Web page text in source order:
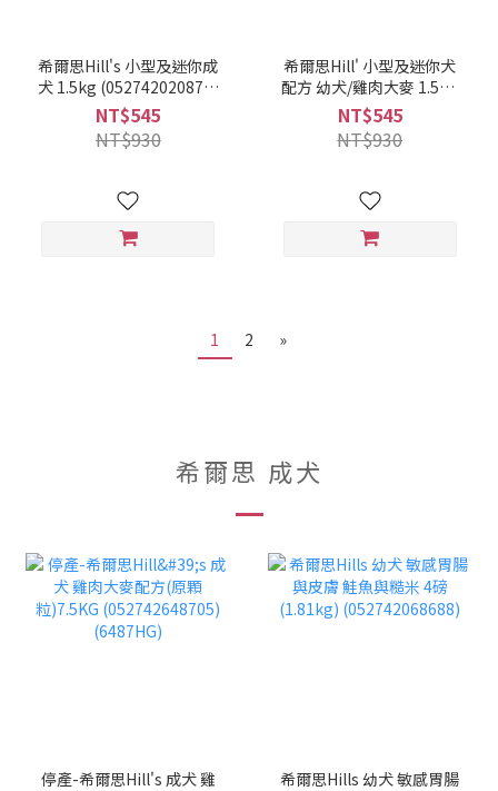
希爾思Hill's 小型及迷你成
犬 1.5kg (052742020877)
(603833)
NT$545
NT$930
希爾思Hill' 小型及迷你犬
配方 幼犬/雞肉大麥 1.5kg
(052742020884)(603830)
NT$545
NT$930
1 2 »
希爾思 成犬
停產-希爾思Hill's 成犬 雞
希爾思Hills 幼犬 敏感胃腸